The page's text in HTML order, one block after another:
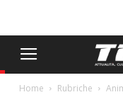
Home Rubriche